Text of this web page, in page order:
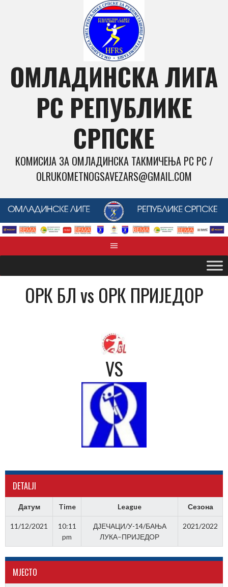
ОМЛАДИНСКА ЛИГА
РС РЕПУБЛИКЕ
СРПСКЕ
КОМИСИЈА ЗА ОМЛАДИНСКА ТАКМИЧЕЊА РС РС /
OLRUKOMETNOGSAVEZARS@GMAIL.COM
OРК БЛ vs OРК ПРИЈЕДОР
VS
DETALJI
Датум Time League Сезона
11/12/2021
10:11
pm
ДЈЕЧАЦИ/У-14/БАЊА
ЛУКА–ПРИЈЕДОР
2021/2022
МJЕСТО